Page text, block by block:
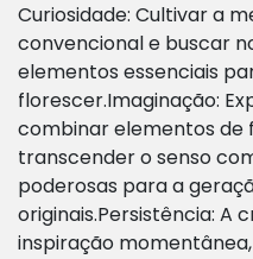
Curiosidade: Cultivar a
convencional e buscar
elementos essenciais
florescer.Imaginação:
combinar elementos de
transcender o senso
poderosas para a
originais.Persistência: A
inspiração